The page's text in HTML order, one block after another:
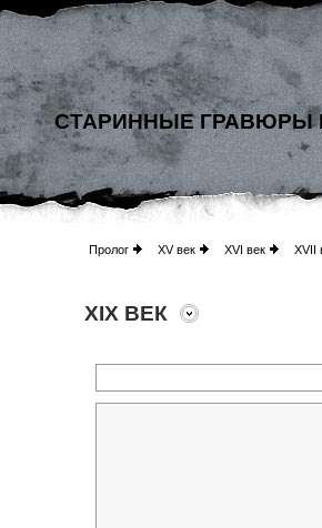
СТАРИННЫЕ ГРАВЮРЫ
Пролог XV век XVI век XVII
XIX ВЕК